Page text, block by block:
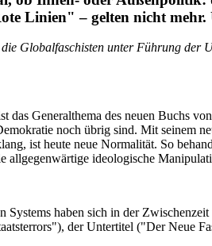
Linien" – gelten nicht mehr.
Globalfaschisten unter Führung der
das Generalthema des neuen
noch übrig sind. Mit seinem
ist heute neue Normalität. So
allgegenwärtige ideologische
haben sich in der
der Untertitel ("Der Neue